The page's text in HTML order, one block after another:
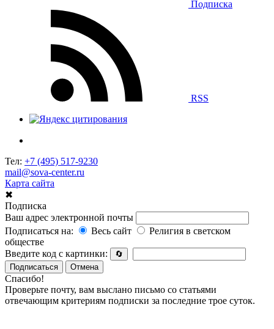
Подписка
RSS
Тел: +7 (495) 517-9230
mail@sova-center.ru
Карта сайта
✖
Подписка
Ваш адрес электронной почты
Подписаться на:
Весь сайт
Религия в светском
обществе
Введите код с картинки:
🔄
Подписаться
Отмена
Спасибо!
Проверьте почту, вам выслано письмо со статьями
отвечающим критериям подписки за последние трое суток.